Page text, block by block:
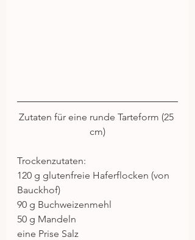
Zutaten für eine runde Tarteform (25
cm)
Trockenzutaten:
120 g glutenfreie Haferflocken (von
Bauckhof)
90 g Buchweizenmehl
50 g Mandeln
eine Prise Salz